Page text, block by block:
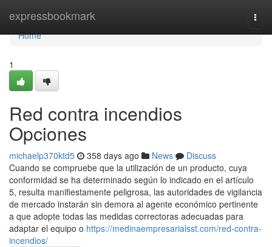
expressbookmark
Home
Home
1
Red contra incendios
Opciones
michaelp370ktd5 358 days ago News
Discuss
Cuando se compruebe que la utilización de un producto, cuya
conformidad se ha determinado según lo indicado en el artículo
5, resulta manifiestamente peligrosa, las autoridades de vigilancia
de mercado instarán sin demora al agente económico pertinente
a que adopte todas las medidas correctoras adecuadas para
adaptar el equipo o https://medinaempresarialsst.com/red-contra-
incendios/